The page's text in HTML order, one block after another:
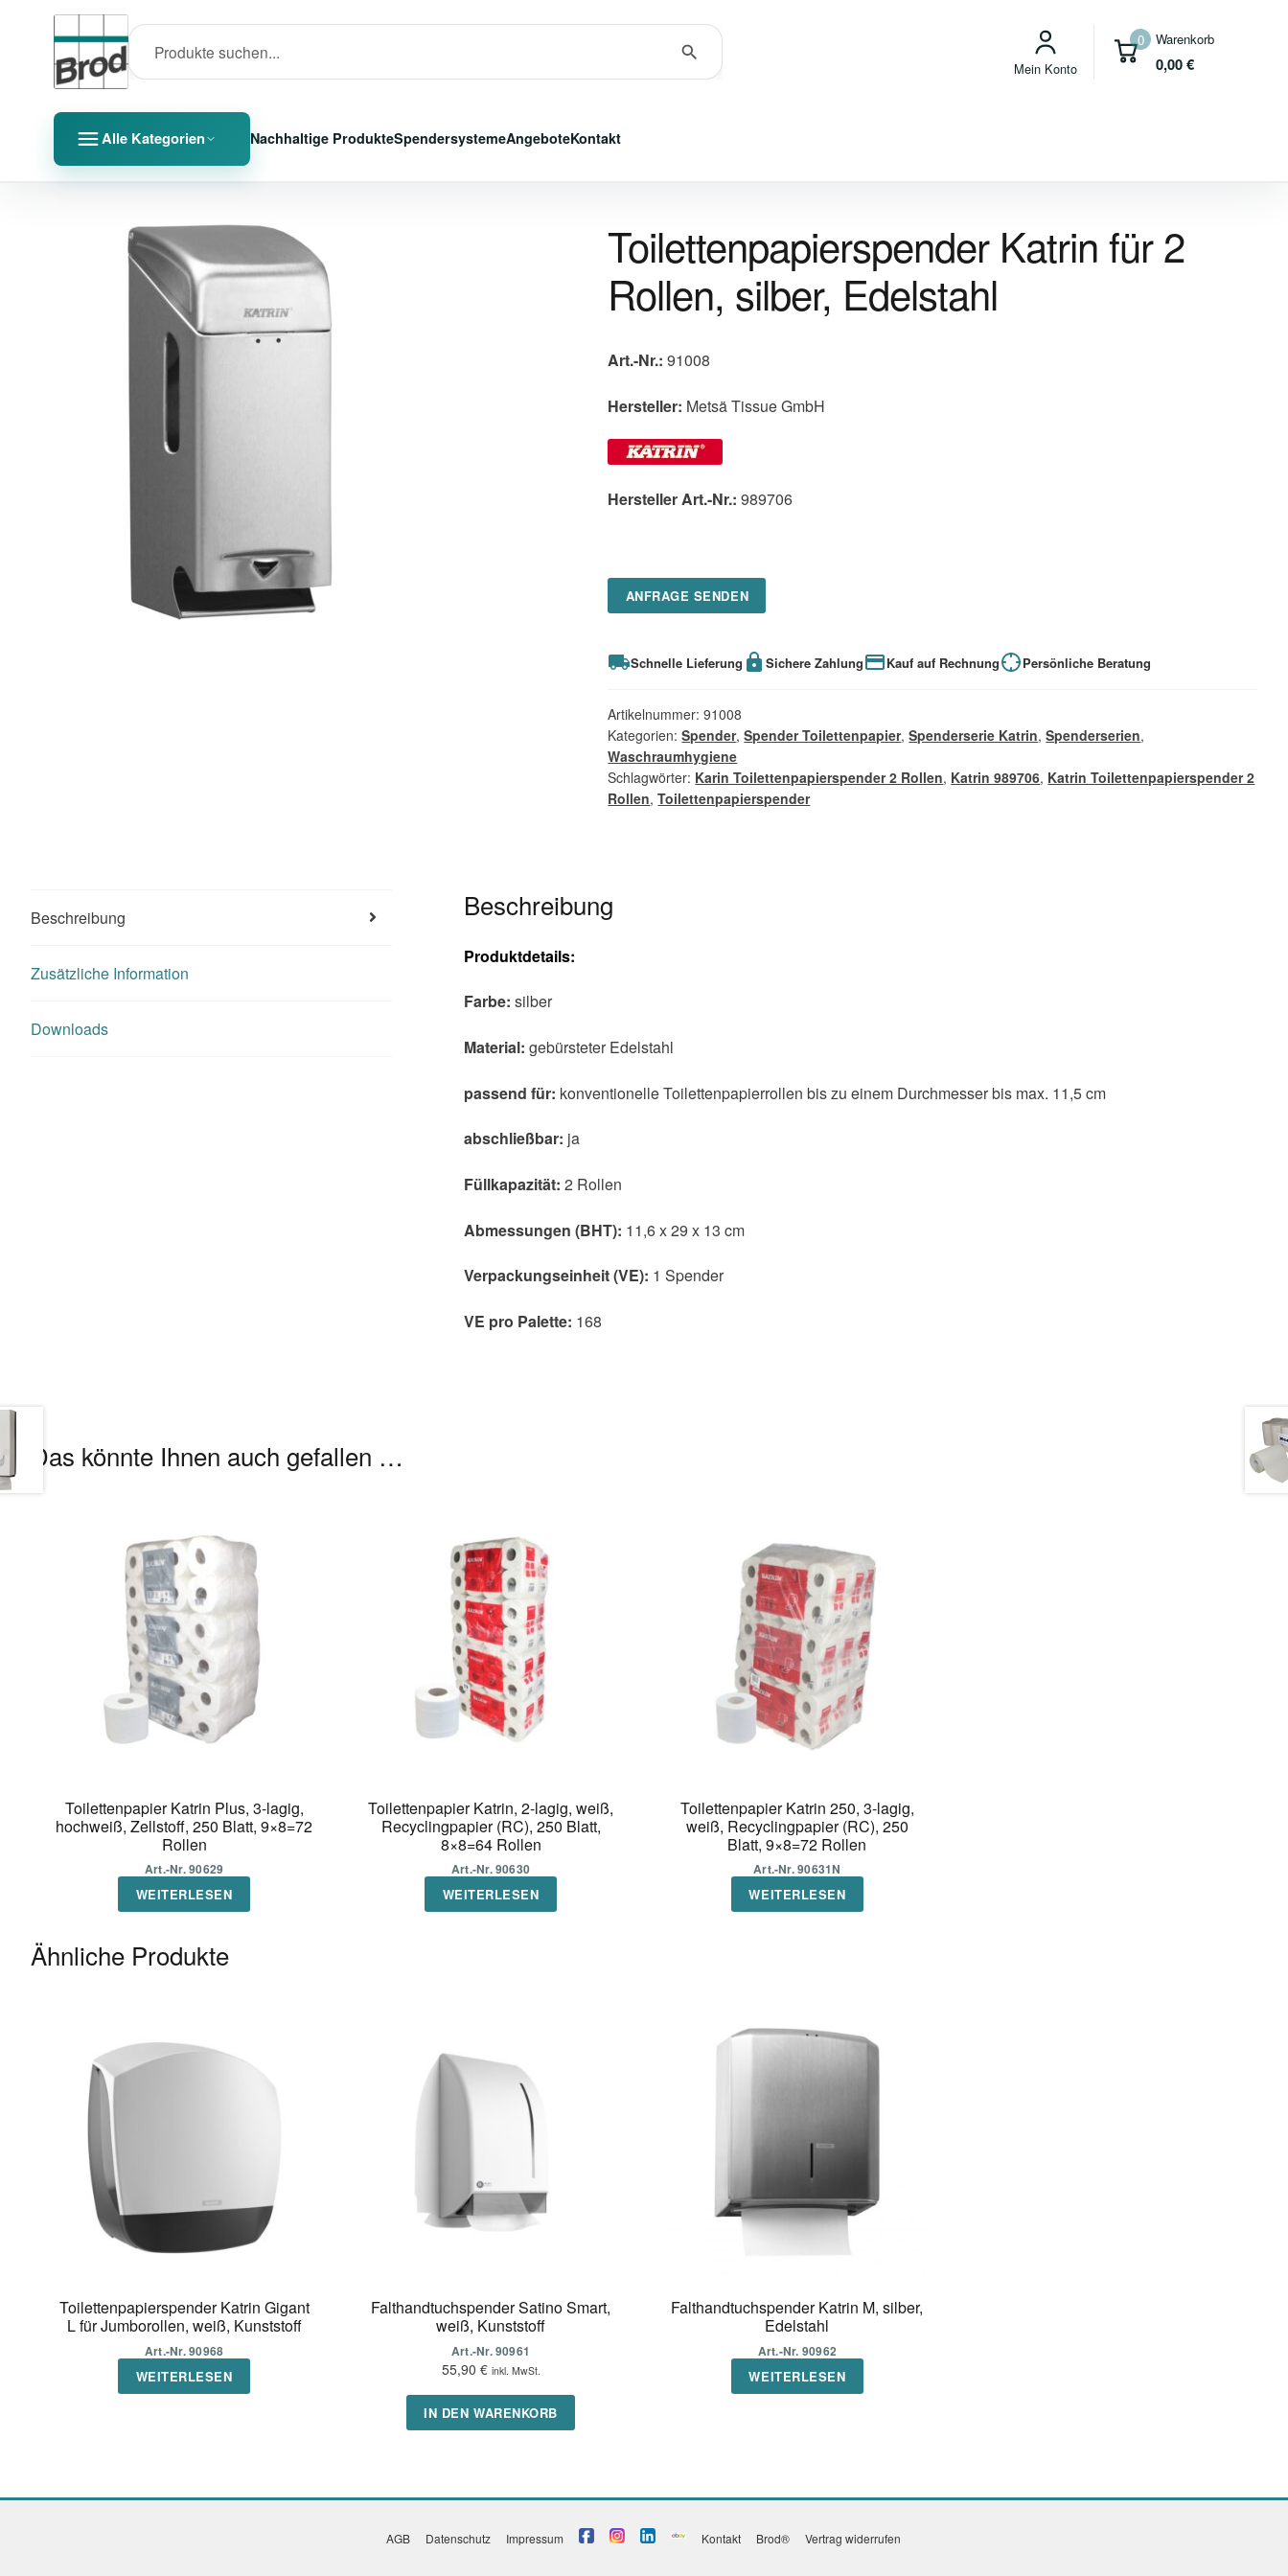
0 Warenkorb
0,00€
Mein Konto
Alle Kategorien Nachhaltige ProdukteSpendersystemeAngeboteKontakt
Toilettenpapierspender Katrin für 2
Rollen, silber, Edelstahl
Art.-Nr.: 91008
Hersteller: Metsä Tissue GmbH
Hersteller Art.-Nr.: 989706
ANFRAGE SENDEN
Schnelle Lieferung Sichere Zahlung Kauf auf Rechnung Persönliche Beratung
Artikelnummer:91008
Kategorien:Spender,Spender Toilettenpapier,Spenderserie Katrin,Spenderserien,
Waschraumhygiene
Schlagwörter: Karin Toilettenpapierspender 2 Rollen, Katrin 989706, Katrin Toilettenpapierspender 2
Rollen,Toilettenpapierspender
Beschreibung
Zusätzliche Information
Downloads
Beschreibung
Produktdetails:
Farbe: silber
Material: gebürsteter Edelstahl
passend für: konventionelle Toilettenpapierrollen bis zu einem Durchmesser bis max. 11,5 cm
abschließbar: ja
Füllkapazität: 2 Rollen
Abmessungen (BHT): 11,6 x 29 x 13 cm
Verpackungseinheit (VE): 1 Spender
VE pro Palette: 168
Das könnte Ihnen auch gefallen …
Toilettenpapier Katrin Plus, 3-lagig,
hochweiß, Zellstoff, 250 Blatt, 9×8=72
Rollen
Art.-Nr. 90629
WEITERLESEN
Toilettenpapier Katrin, 2-lagig, weiß,
Recyclingpapier (RC), 250 Blatt,
8×8=64 Rollen
Art.-Nr. 90630
WEITERLESEN
Toilettenpapier Katrin 250, 3-lagig,
weiß, Recyclingpapier (RC), 250
Blatt, 9×8=72 Rollen
Art.-Nr. 90631N
WEITERLESEN
Ähnliche Produkte
Toilettenpapierspender Katrin Gigant
L für Jumborollen, weiß, Kunststoff
Art.-Nr. 90968
WEITERLESEN
Falthandtuchspender Satino Smart,
weiß, Kunststoff
Art.-Nr. 90961
55,90 € inkl. MwSt.
IN DEN WARENKORB
Falthandtuchspender Katrin M, silber,
Edelstahl
Art.-Nr. 90962
WEITERLESEN
AGB Datenschutz Impressum Kontakt Brod® Vertrag widerrufen